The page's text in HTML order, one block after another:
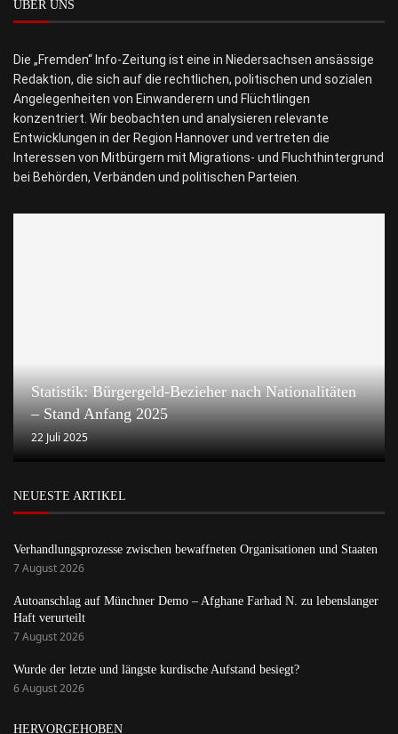
ÜBER UNS
Die „Fremden“ Info-Zeitung ist eine in Niedersachsen ansässige
Redaktion, die sich auf die rechtlichen, politischen und sozialen
Angelegenheiten von Einwanderern und Flüchtlingen
konzentriert. Wir beobachten und analysieren relevante
Entwicklungen in der Region Hannover und vertreten die
Interessen von Mitbürgern mit Migrations- und Fluchthintergrund
bei Behörden, Verbänden und politischen Parteien.
Statistik: Bürgergeld-Bezieher nach Nationalitäten
– Stand Anfang 2025
22 Juli 2025
NEUESTE ARTIKEL
Verhandlungsprozesse zwischen bewaffneten Organisationen und Staaten
7 August 2026
Autoanschlag auf Münchner Demo – Afghane Farhad N. zu lebenslanger
Haft verurteilt
7 August 2026
Wurde der letzte und längste kurdische Aufstand besiegt?
6 August 2026
HERVORGEHOBEN